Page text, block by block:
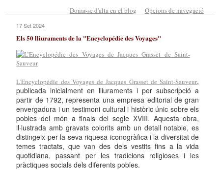
Donar-se d'alta en el blog Opcions de navegació
17 Set 2024
Els 50 lliuraments de la "Encyclopédie des Voyages"
L'Encyclopédie des Voyages de Jacques Grasset de Saint-Sauveur,
publicada inicialment en lliuraments i per subscripció a
partir de 1792, representa una empresa editorial de gran
envergadura i un testimoni cultural i històric únic sobre els
pobles del món a finals del segle XVIII. Aquesta obra,
il·lustrada amb gravats colorits amb un detall notable, es
distingeix per la seva riquesa iconogràfica i la diversitat de
temes tractats, que van des dels vestits fins a la vida
quotidiana, passant per les tradicions religioses i les
pràctiques socials dels diferents pobles.